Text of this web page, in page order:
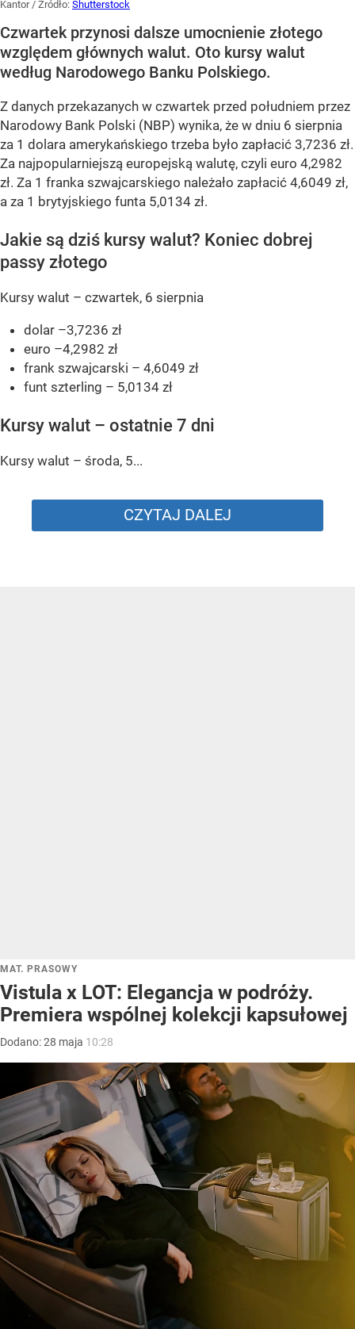
Kantor / Źródło: Shutterstock
Czwartek przynosi dalsze umocnienie złotego
względem głównych walut. Oto kursy walut
według Narodowego Banku Polskiego.
Z danych przekazanych w czwartek przed południem przez
Narodowy Bank Polski (NBP) wynika, że w dniu 6 sierpnia
za 1 dolara amerykańskiego trzeba było zapłacić 3,7236 zł.
Za najpopularniejszą europejską walutę, czyli euro 4,2982
zł. Za 1 franka szwajcarskiego należało zapłacić 4,6049 zł,
a za 1 brytyjskiego funta 5,0134 zł.
Jakie są dziś kursy walut? Koniec dobrej
passy złotego
Kursy walut – czwartek, 6 sierpnia
dolar –3,7236 zł
euro –4,2982 zł
frank szwajcarski – 4,6049 zł
funt szterling – 5,0134 zł
Kursy walut – ostatnie 7 dni
Kursy walut – środa, 5...
CZYTAJ DALEJ
MAT. PRASOWY
Vistula x LOT: Elegancja w podróży.
Premiera wspólnej kolekcji kapsułowej
Dodano:28 maja 10:28